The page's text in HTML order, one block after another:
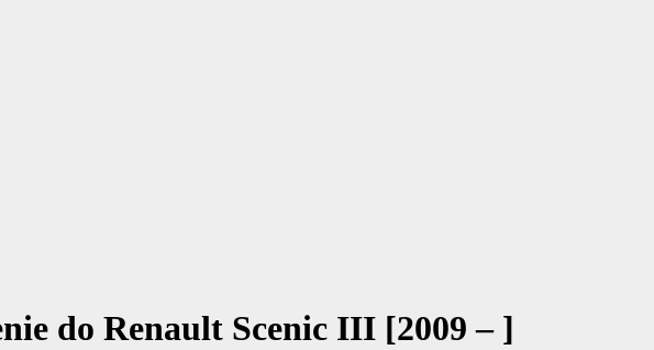
do Renault Scenic III [2009 – ]